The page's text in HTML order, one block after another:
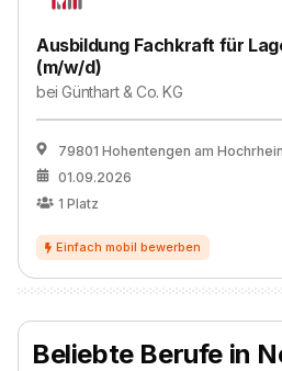
Ausbildung Fachkraft für
(m/w/d)
beiGünthart & Co. KG
79801 Hohentengen am Hochrhein
01.09.2026
1 Platz
Beliebte Berufe in